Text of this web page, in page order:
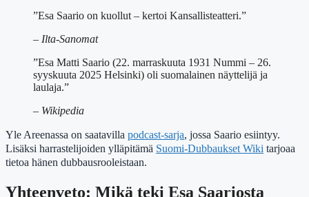
”Esa Saario on kuollut – kertoi Kansallisteatteri.”
– Ilta-Sanomat
”Esa Matti Saario (22. marraskuuta 1931 Nummi – 26.
syyskuuta 2025 Helsinki) oli suomalainen näyttelijä ja
laulaja.”
– Wikipedia
Yle Areenassa on saatavilla podcast-sarja, jossa Saario esiintyy.
Lisäksi harrastelijoiden ylläpitämä Suomi-Dubbaukset Wiki tarjoaa
tietoa hänen dubbausrooleistaan.
Yhteenveto: Mikä teki Esa Saariosta